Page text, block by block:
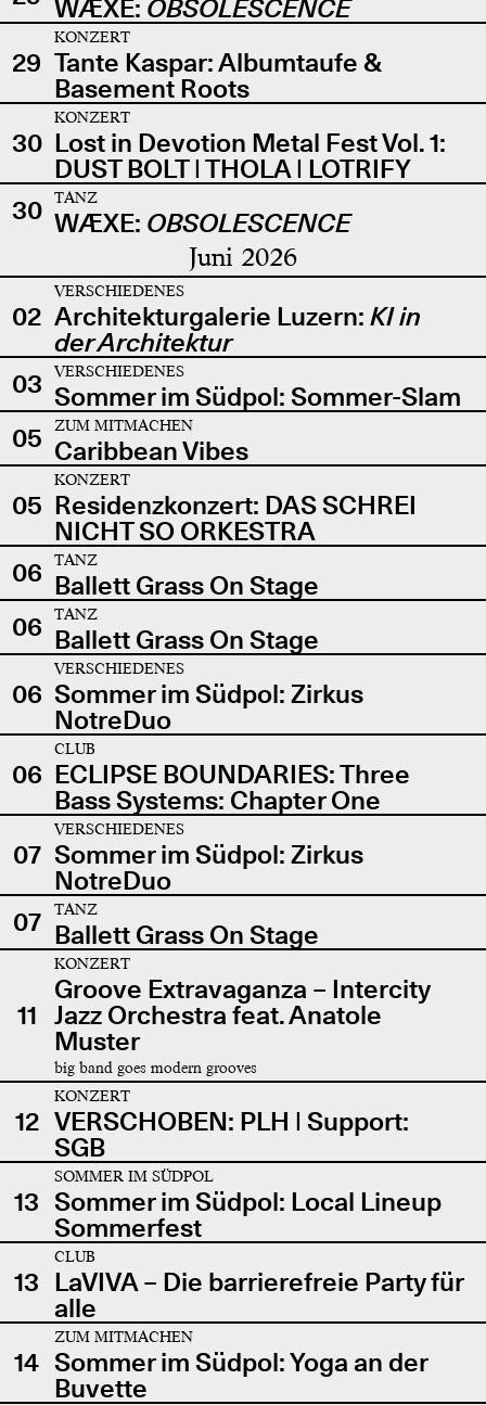
WÆXE: OBSOLESCENCE
29
KONZERT
Tante Kaspar: Albumtaufe &
Basement Roots
30
KONZERT
Lost in Devotion Metal Fest Vol. 1:
DUST BOLT | THOLA | LOTRIFY
30
TANZ
WÆXE: OBSOLESCENCE
Juni 2026
02
VERSCHIEDENES
Architekturgalerie Luzern: KI in
der Architektur
03
VERSCHIEDENES
Sommer im Südpol: Sommer-Slam
05
ZUM MITMACHEN
Caribbean Vibes
05
KONZERT
Residenzkonzert: DAS SCHREI
NICHT SO ORKESTRA
06
TANZ
Ballett Grass On Stage
06
TANZ
Ballett Grass On Stage
06
VERSCHIEDENES
Sommer im Südpol: Zirkus
NotreDuo
06
CLUB
ECLIPSE BOUNDARIES: Three
Bass Systems: Chapter One
07
VERSCHIEDENES
Sommer im Südpol: Zirkus
NotreDuo
07
TANZ
Ballett Grass On Stage
11
KONZERT
Groove Extravaganza – Intercity
Jazz Orchestra feat. Anatole
Muster
big band goes modern grooves
12
KONZERT
VERSCHOBEN: PLH | Support:
SGB
13
SOMMER IM SÜDPOL
Sommer im Südpol: Local Lineup
Sommerfest
13
CLUB
LaVIVA – Die barrierefreie Party für
alle
14
ZUM MITMACHEN
Sommer im Südpol: Yoga an der
Buvette